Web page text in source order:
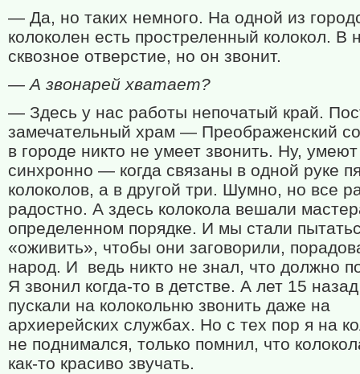
— Да, но таких немного. На одной из
колоколен есть простреленный колокол. В
сквозное отверстие, но он звонит.
— А звонарей хватает?
— Здесь у нас работы непочатый край.
замечательный храм — Преображенский
в городе никто не умеет звонить. Ну, умеют
синхронно — когда связаны в одной руке
колоколов, а в другой три. Шумно, но все
радостно. А здесь колокола вешали
определенном порядке. И мы стали
«оживить», чтобы они заговорили,
народ. И ведь никто не знал, что должно
Я звонил когда-то в детстве. А лет 15
пускали на колокольню звонить даже на
архиерейских службах. Но с тех пор я на
не поднимался, только помнил, что
как-то красиво звучать.